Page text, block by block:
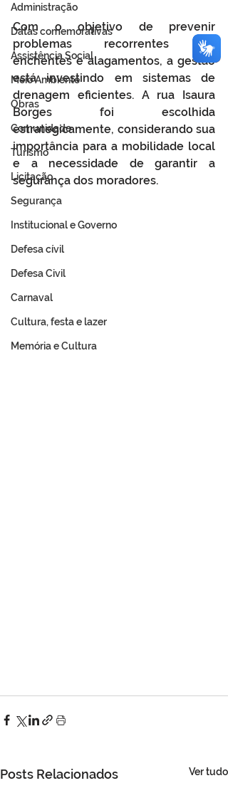
Administração
Datas comemorativas
Assistência Social
Meio Ambiente
Obras
Comunidade
Turismo
Licitação
Segurança
Institucional e Governo
Defesa cívil
Defesa Civil
Carnaval
Cultura, festa e lazer
Memória e Cultura
Com o objetivo de prevenir
problemas recorrentes de
enchentes e alagamentos, a gestão
está investindo em sistemas de
drenagem eficientes. A rua Isaura
Borges foi escolhida
estrategicamente, considerando sua
importância para a mobilidade local
e a necessidade de garantir a
segurança dos moradores.
Posts Relacionados Ver tudo